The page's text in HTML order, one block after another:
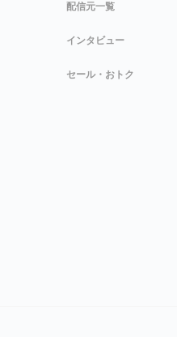
配信元一覧
インタビュー
セール・おトク